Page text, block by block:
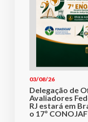
03/08/26
Delegação de
Avaliadores
RJ estará em
o 17º